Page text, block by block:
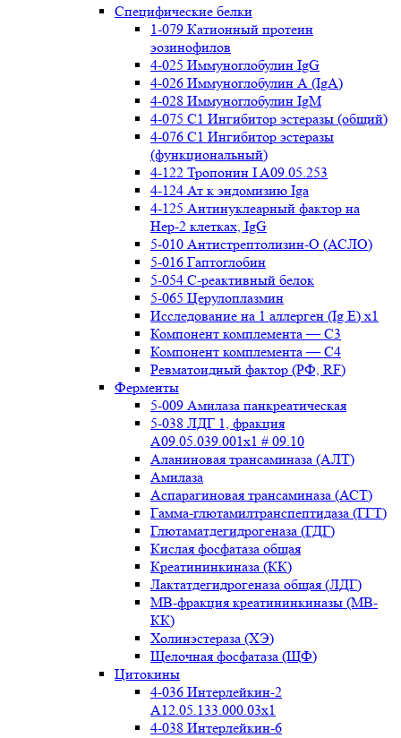
Специфические белки
1-079 Катионный протеин
эозинофилов
4-025 Иммуноглобулин IgG
4-026 Иммуноглобулин А (IgA)
4-028 Иммуноглобулин IgM
4-075 С1 Ингибитор эстеразы (общий)
4-076 С1 Ингибитор эстеразы
(функциональный)
4-122 Тропонин I A09.05.253
4-124 Ат к эндомизию Iga
4-125 Антинуклеарный фактор на
Нер-2 клетках, IgG
5-010 Антистрептолизин-О (АСЛО)
5-016 Гаптоглобин
5-054 С-реактивный белок
5-065 Церулоплазмин
Исследование на 1 аллерген (Ig E) x1
Компонент комплемента — С3
Компонент комплемента — С4
Ревматоидный фактор (РФ, RF)
Ферменты
5-009 Амилаза панкреатическая
5-038 ЛДГ 1, фракция
A09.05.039.001x1 # 09.10
Аланиновая трансаминаза (АЛТ)
Амилаза
Аспарагиновая трансаминаза (АСТ)
Гамма-глютамилтранспептидаза (ГГТ)
Глютаматдегидрогеназа (ГДГ)
Кислая фосфатаза общая
Креатининкиназа (КК)
Лактатдегидрогеназа общая (ЛДГ)
МВ-фракция креатининкиназы (МВ-
КК)
Холинэстераза (ХЭ)
Щелочная фосфатаза (ЩФ)
Цитокины
4-036 Интерлейкин-2
A12.05.133.000.03x1
4-038 Интерлейкин-6